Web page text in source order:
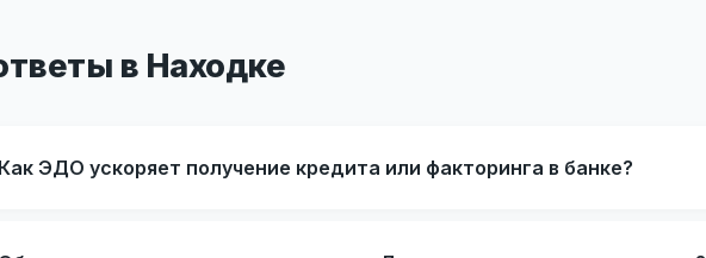
в Находке
Как ЭДО ускоряет получение кредита или факторинга в банке?